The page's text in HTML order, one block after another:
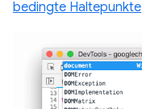
bedingte Haltepunkte